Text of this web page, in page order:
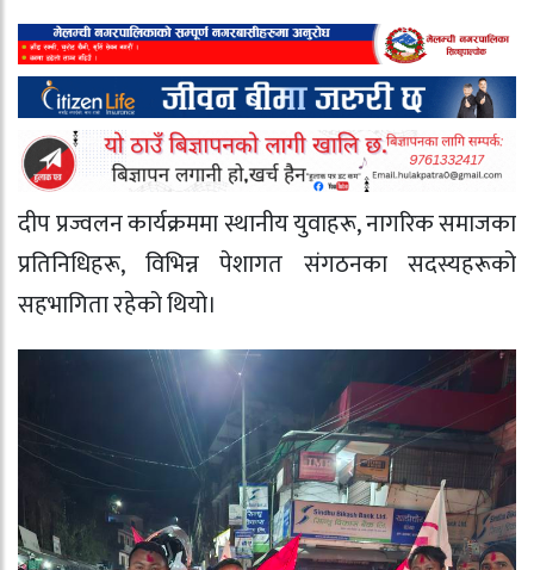
दीप प्रज्वलन कार्यक्रममा स्थानीय युवाहरू, नागरिक समाजका
प्रतिनिधिहरू, विभिन्न पेशागत संगठनका सदस्यहरूको
सहभागिता रहेको थियो।